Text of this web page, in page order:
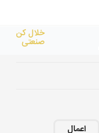
خلال کن
صنعتی
اعمال